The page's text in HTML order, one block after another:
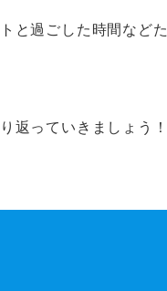
と過ごした時間などた
返っていきましょう！